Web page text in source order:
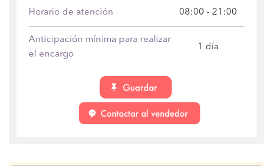
Horario de atención 08:00 - 21:00
Anticipación mínima para realizar
el encargo
1 día